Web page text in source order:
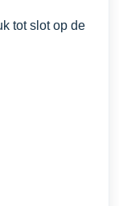
tot slot op de